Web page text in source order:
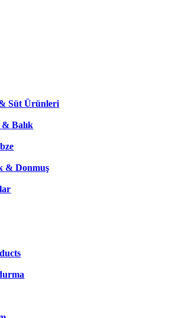
Süt Ürünleri
Balık
& Donmuş